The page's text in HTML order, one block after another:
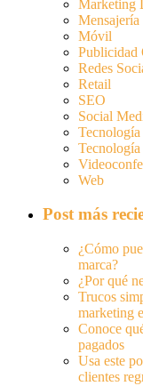
Marketing
Mensajería
Móvil
Publicidad
Redes
Retail
SEO
Social
Tecnología
Web
Post más
¿Cómo
marca?
¿Por qué
Trucos
marketing
Conoce
pagados
Usa este
clientes